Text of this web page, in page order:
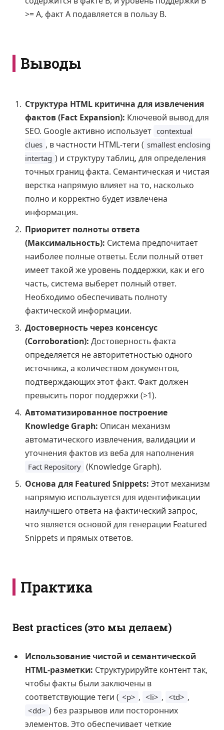
>= A, факт A подавляется в пользу B.
Выводы
Структура HTML критична для извлечения
фактов (Fact Expansion): Ключевой вывод для
SEO. Google активно использует contextual
clues , в частности HTML-теги ( smallest enclosing
intertag ) и структуру таблиц, для определения
точных границ факта. Семантическая и чистая
верстка напрямую влияет на то, насколько
полно и корректно будет извлечена
информация.
Приоритет полноты ответа
(Максимальность): Система предпочитает
наиболее полные ответы. Если полный ответ
имеет такой же уровень поддержки, как и его
часть, система выберет полный ответ.
Необходимо обеспечивать полноту
фактической информации.
Достоверность через консенсус
(Corroboration): Достоверность факта
определяется не авторитетностью одного
источника, а количеством документов,
подтверждающих этот факт. Факт должен
превысить порог поддержки (>1).
Автоматизированное построение
Knowledge Graph: Описан механизм
автоматического извлечения, валидации и
уточнения фактов из веба для наполнения
Fact Repository (Knowledge Graph).
Основа для Featured Snippets: Этот механизм
напрямую используется для идентификации
наилучшего ответа на фактический запрос,
что является основой для генерации Featured
Snippets и прямых ответов.
Практика
Best practices (это мы делаем)
Использование чистой и семантической
HTML-разметки: Структурируйте контент так,
чтобы факты были заключены в
соответствующие теги ( <p> , <li> , <td> ,
<dd> ) без разрывов или посторонних
элементов. Это обеспечивает четкие